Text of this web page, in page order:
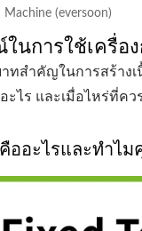
Machine (eversoon)
การใช้เครื่อง
ทสำคัญในการสร้าง
ไร และเมื่อไหร่ที่คว
ออะไรและทำไ
าหู้แบบอัตโนมัติ
ากถั่วแห้ง